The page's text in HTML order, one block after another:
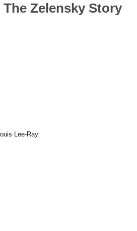
The Zelensky Story
Lee-Ray